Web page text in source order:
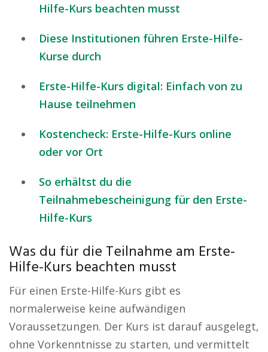
Hilfe-Kurs beachten musst
Diese Institutionen führen Erste-Hilfe-
Kurse durch
Erste-Hilfe-Kurs digital: Einfach von zu
Hause teilnehmen
Kostencheck: Erste-Hilfe-Kurs online
oder vor Ort
So erhältst du die
Teilnahmebescheinigung für den Erste-
Hilfe-Kurs
Was du für die Teilnahme am Erste-
Hilfe-Kurs beachten musst
Für einen Erste-Hilfe-Kurs gibt es
normalerweise keine aufwändigen
Voraussetzungen. Der Kurs ist darauf ausgelegt,
ohne Vorkenntnisse zu starten, und vermittelt